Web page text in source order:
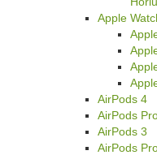
Apple
AirPods 4
AirPods
AirPods 3
AirPods